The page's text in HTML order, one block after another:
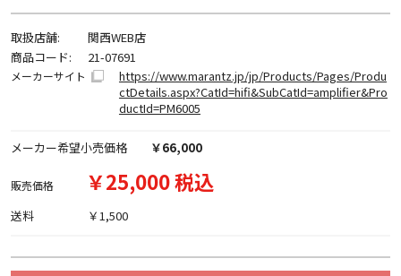
取扱店舗:
関西WEB店
商品コード:
21-07691
メーカーサイト
https://www.marantz.jp/jp/Products/Pages/Produ
ctDetails.aspx?CatId=hifi&SubCatId=amplifier&Pro
ductId=PM6005
メーカー希望小売価格 ￥66,000
販売価格 ￥25,000 税込
送料 ￥1,500